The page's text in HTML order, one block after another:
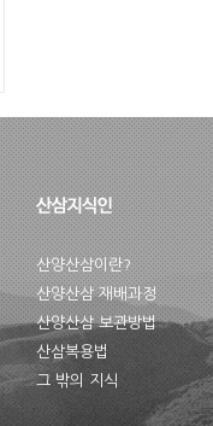
산양산삼이란?
산양산삼 재배과정
산양산삼 보관방법
산삼복용법
그 밖의 지식